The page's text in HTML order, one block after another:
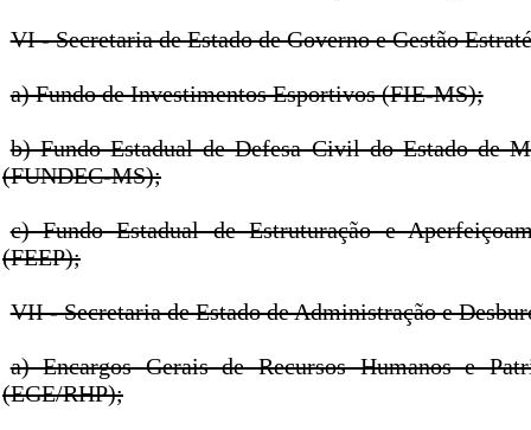
VI - Secretaria de Estado de Governo e Gestão
a) Fundo de Investimentos Esportivos (FIE-MS);
b) Fundo Estadual de Defesa Civil do Estado de
(FUNDEC-MS);
c) Fundo Estadual de Estruturação e
(FEEP);
VII - Secretaria de Estado de Administração e
a) Encargos Gerais de Recursos Humanos e
(EGE/RHP);